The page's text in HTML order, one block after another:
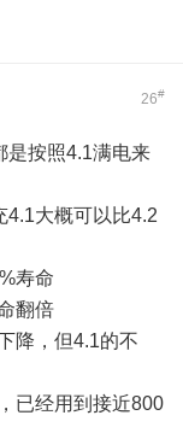
26#
是按照4.1满电来
4.1大概可以比4.2
寿命
翻倍
降，但4.1的不
已经用到接近800